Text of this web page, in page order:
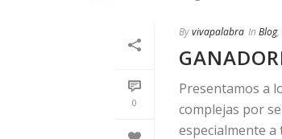
0
Byvivapalabra In Blog,
Presentamos a
complejas por
especialmente